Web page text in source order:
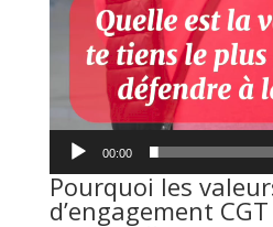
00:00
Pourquoi les
d’engagement